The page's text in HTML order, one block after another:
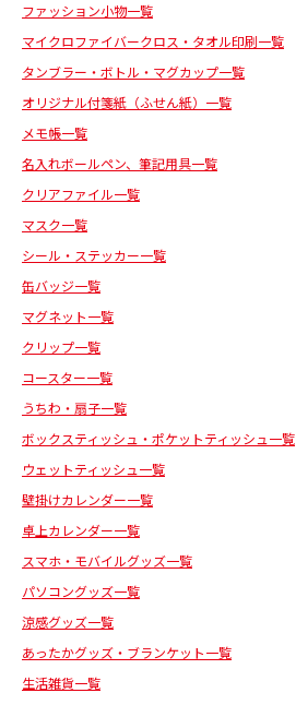
ファッション小物一覧
マイクロファイバークロス・タオル印刷一覧
タンブラー・ボトル・マグカップ一覧
オリジナル付箋紙（ふせん紙）一覧
メモ帳一覧
名入れボールペン、筆記用具一覧
クリアファイル一覧
マスク一覧
シール・ステッカー一覧
缶バッジ一覧
マグネット一覧
クリップ一覧
コースター一覧
うちわ・扇子一覧
ボックスティッシュ・ポケットティッシュ一覧
ウェットティッシュ一覧
壁掛けカレンダー一覧
卓上カレンダー一覧
スマホ・モバイルグッズ一覧
パソコングッズ一覧
涼感グッズ一覧
あったかグッズ・ブランケット一覧
生活雑貨一覧